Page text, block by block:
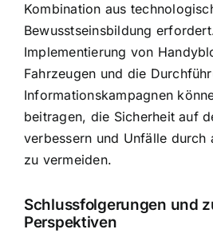
Kombination aus
Bewusstseinsbildung
Implementierung von
Fahrzeugen und die
Informationskampagnen
beitragen, die Sicherheit auf
verbessern und Unfälle durch
zu vermeiden.
Schlussfolgerungen und
Perspektiven